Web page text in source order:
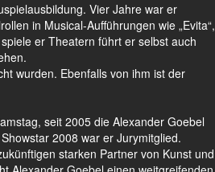
Vier Jahre war er
in Musical-Aufführungen wie „Evita“,
er Theatern führt er selbst auch
wurden. Ebenfalls von ihm ist der
seit 2005 die Alexander Goebel
2008 war er Jurymitglied.
starken Partner von Kunst und